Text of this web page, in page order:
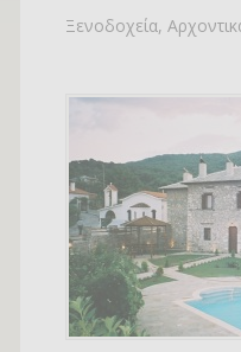
Ξενοδοχεία,